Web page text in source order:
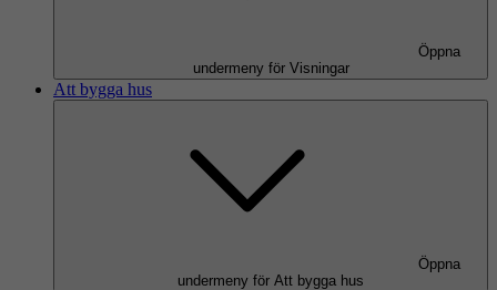
Öppna
undermeny för Visningar
Att bygga hus
Öppna
undermeny för Att bygga hus